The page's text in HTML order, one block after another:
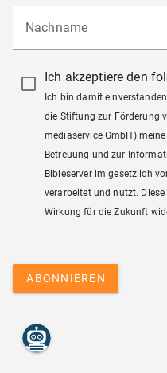
Nachname
Ich akzeptiere den
Ich bin damit
die Stiftung zur Förderung
mediaservice GmbH)
Betreuung und zur
Bibleserver im gesetzlich
verarbeitet und nutzt.
Wirkung für die Zukunft
ABONNIEREN